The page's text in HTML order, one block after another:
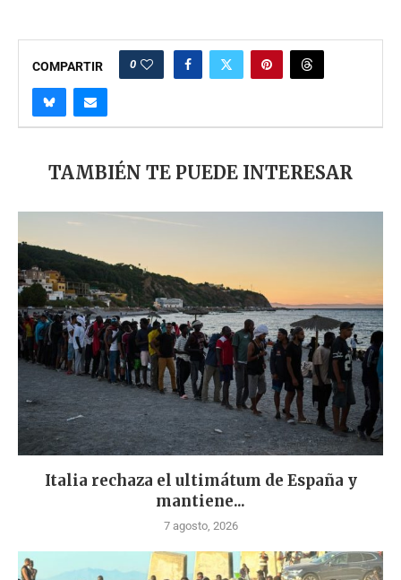
COMPARTIR 0
TAMBIÉN TE PUEDE INTERESAR
Italia rechaza el ultimátum de España y
mantiene...
7 agosto, 2026